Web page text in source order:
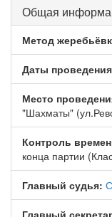
Общая
Метод
Даты
Место
"Шахматы"
Контроль
конца партии
Главный судья:
Главный